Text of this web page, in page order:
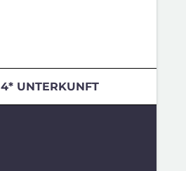
4* UNTERKUNFT